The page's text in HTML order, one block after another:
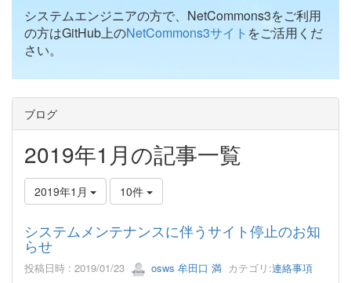
システムエンジニアの方で、NetCommons3をご利用
の方はGitHub上のNetCommons3サイト をご活用くだ
さい。
ブログ
2019年1月の記事一覧
2019年1月 10件
システムメンテナンスに伴うサイト停止のお知
らせ
投稿日時 : 2019/01/23 osws 牟田口 満 カテゴリ:連絡事項